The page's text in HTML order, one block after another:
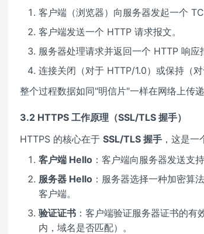
客户端（浏览器）向服务器发起一个
客户端发送一个 HTTP 请求报文。
服务器处理请求并返回一个 HTTP 响应
连接关闭（对于 HTTP/1.0）或保持（对
整个过程数据如同"明信片"一样在网络上传递
3.2 HTTPS 工作原理（SSL/TLS 握手）
HTTPS 的核心在于SSL/TLS 握手 ，这是一
客户端 Hello ：客户端向服务器发送支
服务器 Hello ：服务器选择一种加密算
客户端。
验证证书 ：客户端验证服务器证书的
内，域名是否匹配）。